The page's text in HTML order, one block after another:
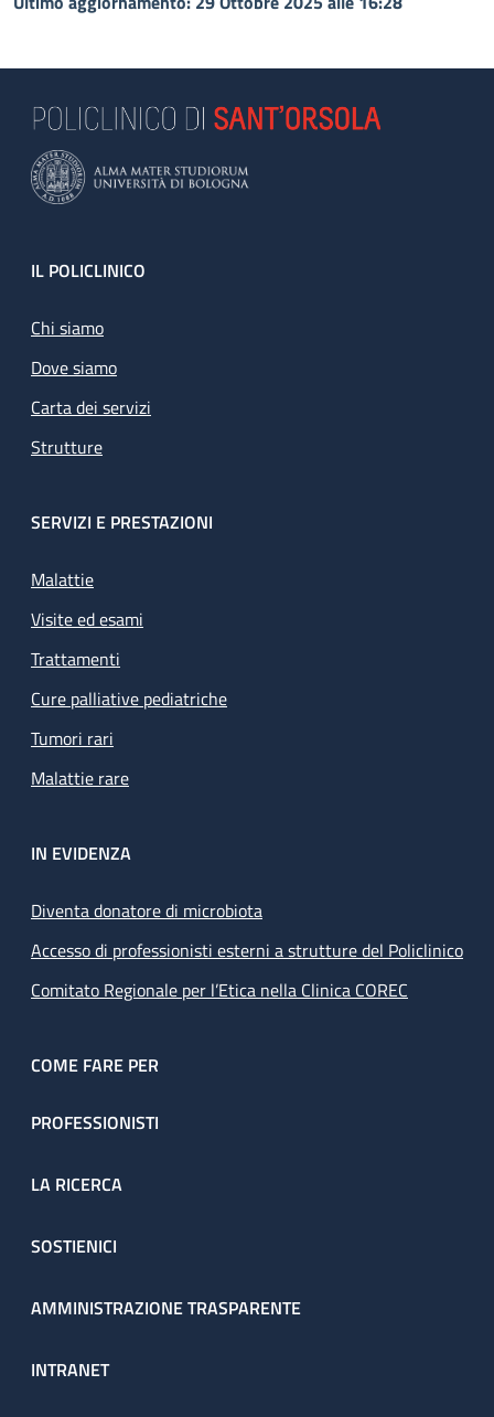
Footer
IL POLICLINICO
Chi siamo
Dove siamo
Carta dei servizi
Strutture
SERVIZI E PRESTAZIONI
Malattie
Visite ed esami
Trattamenti
Cure palliative pediatriche
Tumori rari
Malattie rare
IN EVIDENZA
Diventa donatore di microbiota
Accesso di professionisti esterni a strutture del Policlinico
Comitato Regionale per l’Etica nella Clinica COREC
COME FARE PER
PROFESSIONISTI
LA RICERCA
SOSTIENICI
AMMINISTRAZIONE TRASPARENTE
INTRANET